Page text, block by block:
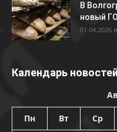
В
новый
01.04.2026
Календарь новостей
Пн Вт Ср